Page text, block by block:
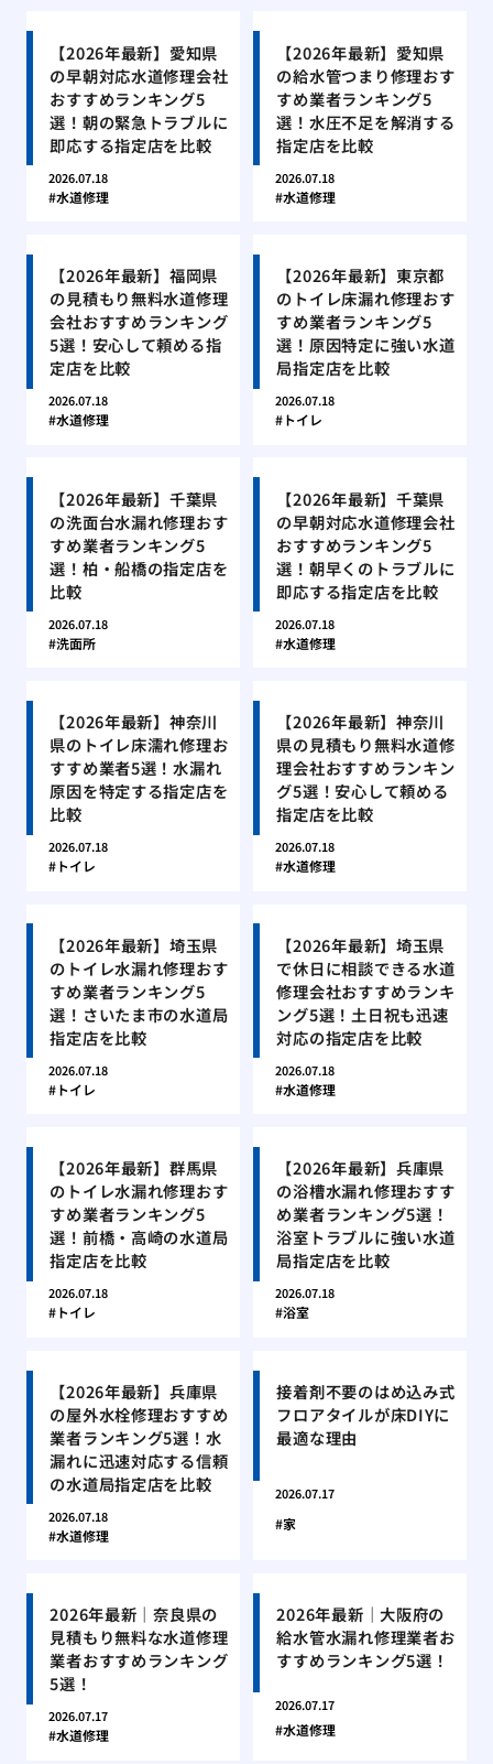
【2026年最新】愛知県
の早朝対応水道修理会社
おすすめランキング5
選！朝の緊急トラブルに
即応する指定店を比較
2026.07.18
水道修理
【2026年最新】愛知県
の給水管つまり修理おす
すめ業者ランキング5
選！水圧不足を解消する
指定店を比較
2026.07.18
水道修理
【2026年最新】福岡県
の見積もり無料水道修理
会社おすすめランキング
5選！安心して頼める指
定店を比較
2026.07.18
水道修理
【2026年最新】東京都
のトイレ床漏れ修理おす
すめ業者ランキング5
選！原因特定に強い水道
局指定店を比較
2026.07.18
トイレ
【2026年最新】千葉県
の洗面台水漏れ修理おす
すめ業者ランキング5
選！柏・船橋の指定店を
比較
2026.07.18
洗面所
【2026年最新】千葉県
の早朝対応水道修理会社
おすすめランキング5
選！朝早くのトラブルに
即応する指定店を比較
2026.07.18
水道修理
【2026年最新】神奈川
県のトイレ床濡れ修理お
すすめ業者5選！水漏れ
原因を特定する指定店を
比較
2026.07.18
トイレ
【2026年最新】神奈川
県の見積もり無料水道修
理会社おすすめランキン
グ5選！安心して頼める
指定店を比較
2026.07.18
水道修理
【2026年最新】埼玉県
のトイレ水漏れ修理おす
すめ業者ランキング5
選！さいたま市の水道局
指定店を比較
2026.07.18
トイレ
【2026年最新】埼玉県
で休日に相談できる水道
修理会社おすすめランキ
ング5選！土日祝も迅速
対応の指定店を比較
2026.07.18
水道修理
【2026年最新】群馬県
のトイレ水漏れ修理おす
すめ業者ランキング5
選！前橋・高崎の水道局
指定店を比較
2026.07.18
トイレ
【2026年最新】兵庫県
の浴槽水漏れ修理おすす
め業者ランキング5選！
浴室トラブルに強い水道
局指定店を比較
2026.07.18
浴室
【2026年最新】兵庫県
の屋外水栓修理おすすめ
業者ランキング5選！水
漏れに迅速対応する信頼
の水道局指定店を比較
2026.07.18
水道修理
接着剤不要のはめ込み式
フロアタイルが床DIYに
最適な理由
2026.07.17
家
2026年最新｜奈良県の
見積もり無料な水道修理
業者おすすめランキング
5選！
2026.07.17
水道修理
2026年最新｜大阪府の
給水管水漏れ修理業者お
すすめランキング5選！
2026.07.17
水道修理